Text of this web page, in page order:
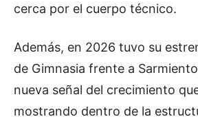
cerca por el cuerpo técnico.
Además, en 2026 tuvo su
de Gimnasia frente a
nueva señal del crecimiento
mostrando dentro de la